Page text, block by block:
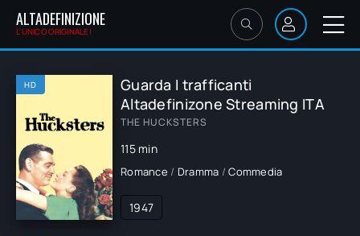
ALTADEFINIZIONE
L'UNICO ORIGINALE!
HD
Guarda I trafficanti
Altadefinizone Streaming ITA
THE HUCKSTERS
115 min
Romance / Dramma /Commedia
1947